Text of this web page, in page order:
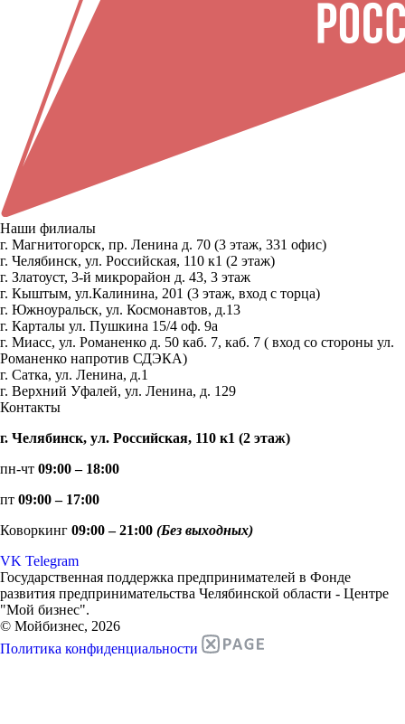
Наши филиалы
г. Магнитогорск, пр. Ленина д. 70 (3 этаж, 331 офис)
г. Челябинск, ул. Российская, 110 к1 (2 этаж)
г. Златоуст, 3-й микрорайон д. 43, 3 этаж
г. Кыштым, ул.Калинина, 201 (3 этаж, вход с торца)
г. Южноуральск, ул. Космонавтов, д.13
г. Карталы ул. Пушкина 15/4 оф. 9а
г. Миасс, ул. Романенко д. 50 каб. 7, каб. 7 ( вход со стороны ул.
Романенко напротив СДЭКА)
г. Сатка, ул. Ленина, д.1
г. Верхний Уфалей, ул. Ленина, д. 129
Контакты
г. Челябинск, ул. Российская, 110 к1 (2 этаж)
пн-чт 09:00 – 18:00
пт 09:00 – 17:00
Коворкинг 09:00 – 21:00 (Без выходных)
VK Telegram
Государственная поддержка предпринимателей в Фонде
развития предпринимательства Челябинской области - Центре
"Мой бизнес".
© Мойбизнес, 2026
Политика конфиденциальности